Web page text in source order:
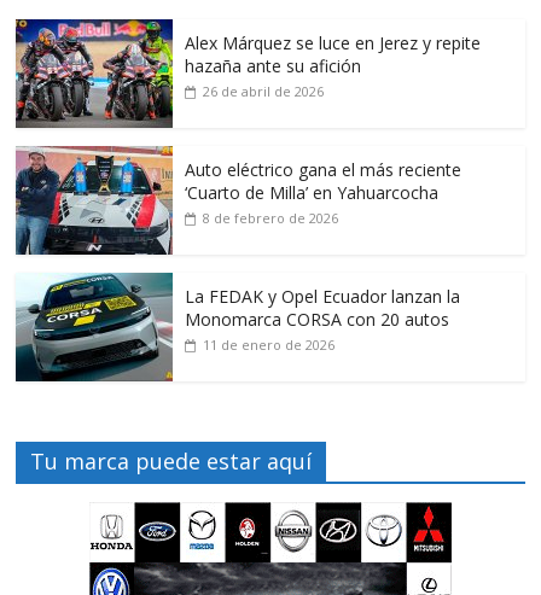
Alex Márquez se luce en Jerez y repite
hazaña ante su afición
26 de abril de 2026
Auto eléctrico gana el más reciente
‘Cuarto de Milla’ en Yahuarcocha
8 de febrero de 2026
La FEDAK y Opel Ecuador lanzan la
Monomarca CORSA con 20 autos
11 de enero de 2026
Tu marca puede estar aquí